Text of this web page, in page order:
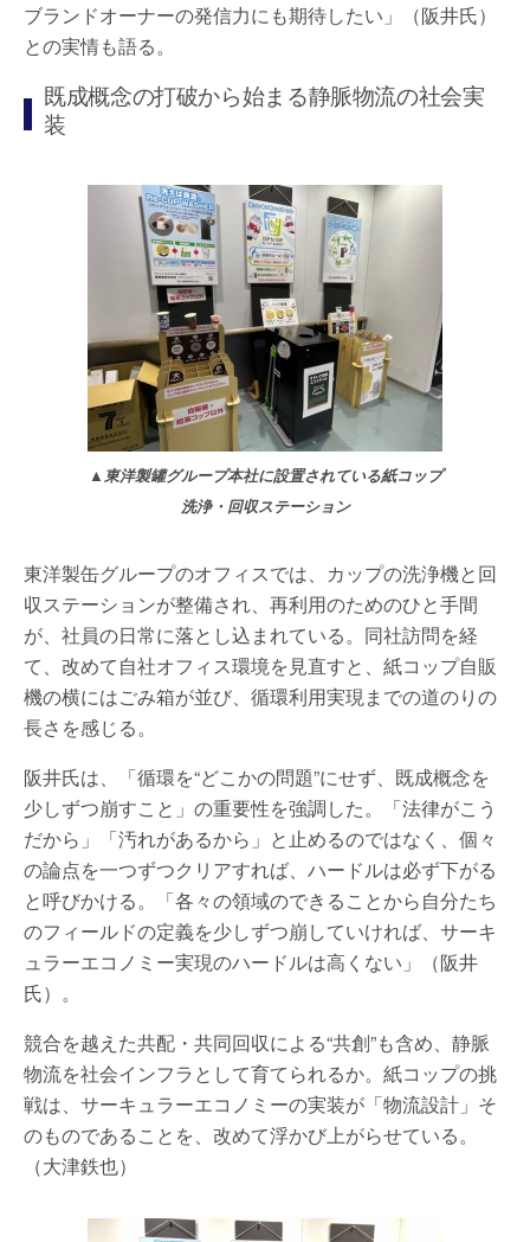
ブランドオーナーの発信力にも期待したい」（阪井氏）
との実情も語る。
既成概念の打破から始まる静脈物流の社会実
装
▲東洋製罐グループ本社に設置されている紙コップ
洗浄・回収ステーション
東洋製缶グループのオフィスでは、カップの洗浄機と回
収ステーションが整備され、再利用のためのひと手間
が、社員の日常に落とし込まれている。同社訪問を経
て、改めて自社オフィス環境を見直すと、紙コップ自販
機の横にはごみ箱が並び、循環利用実現までの道のりの
長さを感じる。
阪井氏は、「循環を“どこかの問題”にせず、既成概念を
少しずつ崩すこと」の重要性を強調した。「法律がこう
だから」「汚れがあるから」と止めるのではなく、個々
の論点を一つずつクリアすれば、ハードルは必ず下がる
と呼びかける。「各々の領域のできることから自分たち
のフィールドの定義を少しずつ崩していければ、サーキ
ュラーエコノミー実現のハードルは高くない」（阪井
氏）。
競合を越えた共配・共同回収による“共創”も含め、静脈
物流を社会インフラとして育てられるか。紙コップの挑
戦は、サーキュラーエコノミーの実装が「物流設計」そ
のものであることを、改めて浮かび上がらせている。
（大津鉄也）